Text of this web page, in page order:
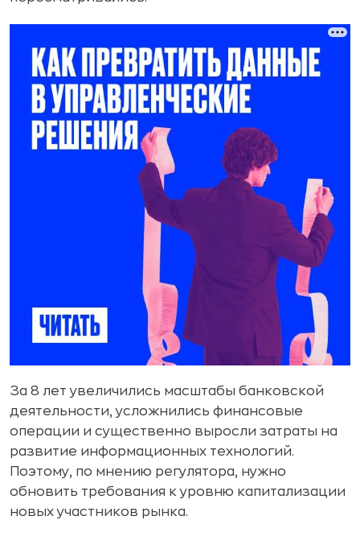
За 8 лет увеличились масштабы банковской
деятельности, усложнились финансовые
операции и существенно выросли затраты на
развитие информационных технологий.
Поэтому, по мнению регулятора, нужно
обновить требования к уровню капитализации
новых участников рынка.